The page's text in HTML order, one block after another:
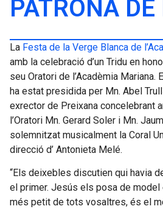
PATRONA
La Festa de la Verge Blanca de
amb la celebració d’un Tridu en
seu Oratori de l’Acadèmia Mariana.
ha estat presidida per Mn. Abel
exrector de Preixana concelebrant
l’Oratori Mn. Gerard Soler i Mn.
solemnitzat musicalment la Coral
direcció d’ Antonieta Melé.
“Els deixebles discutien qui havia
el primer. Jesús els posa de model
més petit de tots vosaltres, és el